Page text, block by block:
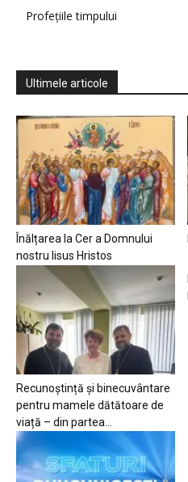
Profețiile timpului
Ultimele articole
Înălțarea la Cer a Domnului
nostru Iisus Hristos
Recunoștință și binecuvântare
pentru mamele dătătoare de
viață – din partea...